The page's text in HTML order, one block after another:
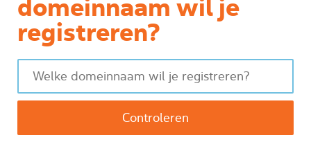
domeinnaam wil je
registreren?